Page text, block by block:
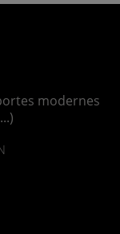
modernes